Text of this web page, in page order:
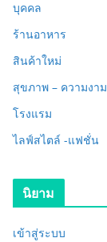
บุคคล
ร้านอาหาร
สินค้าใหม่
สุขภาพ – ความงาม
โรงแรม
ไลฟ์สไตล์ -แฟชั่น
นิยาม
เข้าสู่ระบบ